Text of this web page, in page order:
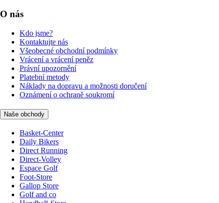
O nás
Kdo jsme?
Kontaktujte nás
Všeobecné obchodní podmínky
Vrácení a vrácení peněz
Právní upozornění
Platební metody
Náklady na dopravu a možnosti doručení
Oznámení o ochraně soukromí
Naše obchody
Basket-Center
Daily Bikers
Direct Running
Direct-Volley
Espace Golf
Foot-Store
Gallop Store
Golf and co